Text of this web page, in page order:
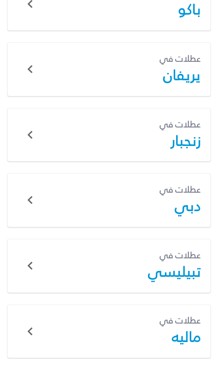
باكو
عطلات في
يريفان
عطلات في
زنجبار
عطلات في
دبي
عطلات في
تبيليسي
عطلات في
ماليه